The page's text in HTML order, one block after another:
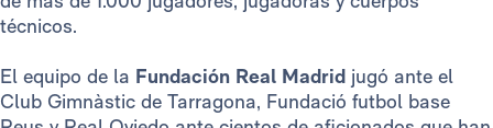
técnicos.
El equipo de la Fundación Real Madrid jugó ante el
Club Gimnàstic de Tarragona, Fundació futbol base